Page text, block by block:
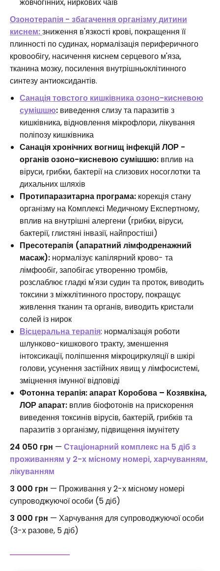
жовчогінних, ниркових чаїв
Озонотерапія - збагачення організму дитини
киснем:зниження в'язкості крові, покращення її
плинності по судинах, нормалізація периферичного
кровообігу, насичення киснем серцевого м'яза,
тканина мозку, посилення внутрішньоклітинного
синтезу антиоксидантів.
Санація товстого кишківника озоно-кисневою
сумішшю: виведення слизу та паразитів з
кишківника, відновлення мікрофлори, лікування
поліпозу кишківника
Санація хронічних вогнищ інфекцій ЛОР -
органів озоно-кисневою сумішшю: вплив на
віруси, грибки, бактерії на слизових носоглотки та
дихальних шляхів
Протипаразитарна програма: корекція стану
організму на Комплексі Медичному Експертному,
вплив на внутрішні алергени (грибки, віруси,
бактерії, глистяні інвазії, найпростіші)
Пресотерапія (апаратний лімфодренажний
масаж): нормалізує капілярний крово- та
лімфообіг, запобігає утворенню тромбів,
розслаблює гладкі м'язи судин та проток, виводить
токсини з міжклітинного простору, покращує
живлення тканин та органів, виводить кристали
солей із нирок
Вісцеральна терапія: нормалізація роботи
шлунково-кишкового тракту, зменшення
інтоксикації, поліпшення мікроциркуляції в шкірі
голови, усунення застійних явищ у лімфосистемі,
зміцнення імунної відповіді
Фотонна терапія: апарат Коробова – Козявкіна,
ЛОР апарат: вплив біофотонів на прискорення
виведення токсинів вірусів, бактерій, грибків та
паразитів з організму, підвищення імунітету
24 050 грн — Стаціонарний комплекс на 5 діб з
проживанням у 2-х місному номері, харчуванням,
лікуванням
3 000 грн — Проживання у 2-х місному номері
супроводжуючої особи (5 діб)
3 000 грн — Харчування для супроводжуючої особи
(3-х разове, 5 діб)